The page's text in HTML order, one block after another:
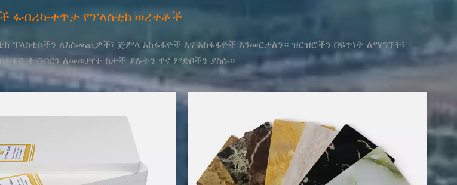
ፋብሪካ-ቀጥታ የፕላስቲክ ወረቀቶች
ፕላስቲኮችን ለአስመጪዎች፣ ጅምላ አከፋፋዮች እና አከፋፋዮች እንመርታለን። ዝርዝሮችን በፍጥነት ለማግኘት፣
ትብብርን ለመወያየት ከታች ያሉትን ዋና ምድቦችን ያስሱ።